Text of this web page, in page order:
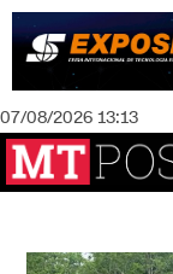
07/08/2026 13:13